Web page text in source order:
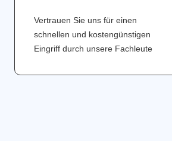
Vertrauen Sie uns für einen
schnellen und kostengünstigen
Eingriff durch unsere Fachleute